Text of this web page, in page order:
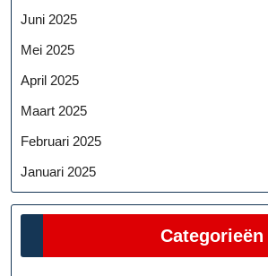
Juni 2025
Mei 2025
April 2025
Maart 2025
Februari 2025
Januari 2025
Categorieën